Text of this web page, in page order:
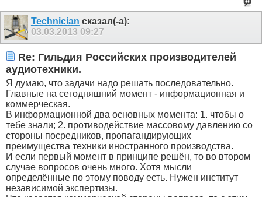
Technician сказал(-а):
03.03.2013 09:27
Re: Гильдия Российских производителей
аудиотехники.
Я думаю, что задачи надо решать последовательно.
Главные на сегодняшний момент - информационная и
коммерческая.
В информационной два основных момента: 1. чтобы о
тебе знали; 2. противодействие массовому давлению со
стороны посредников, пропагандирующих
преимущества техники иностранного производства.
И если первый момент в принципе решён, то во втором
случае вопросов очень много. Хотя мысли
определённые по этому поводу есть. Нужен институт
независимой экспертизы.